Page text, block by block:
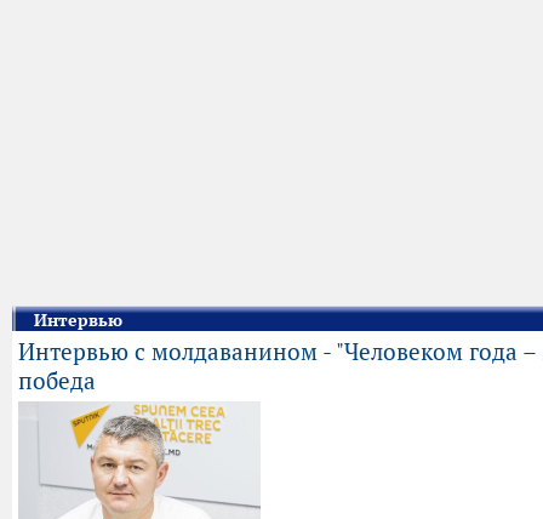
Интервью
Интервью с молдаванином - "Человеком года –
победа